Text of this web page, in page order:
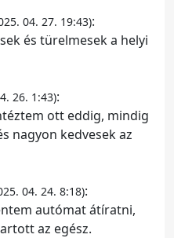
04. 27. 19:43):
és türelmesek a helyi
26. 1:43):
ott eddig, mindig
nagyon kedvesek az
04. 24. 8:18):
autómat átíratni,
az egész.